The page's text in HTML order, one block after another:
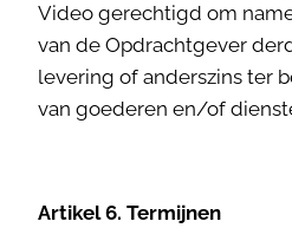
Video gerechtigd om
van de Opdrachtgever
levering of anderszins ter
van goederen en/of
Artikel 6. Termijnen